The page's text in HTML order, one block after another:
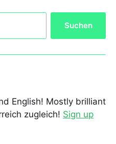
English! Mostly brilliant
zugleich! Sign up